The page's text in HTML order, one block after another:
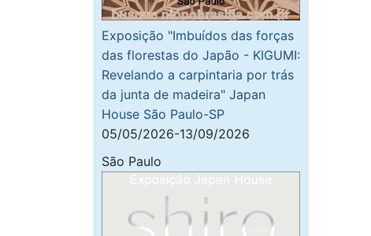
Exposição "Imbuídos das forças
das florestas do Japão - KIGUMI:
Revelando a carpintaria por trás
da junta de madeira" Japan
House São Paulo-SP
05/05/2026-13/09/2026
São Paulo